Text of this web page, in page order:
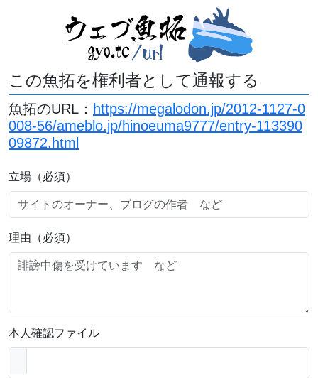
この魚拓を権利者として通報する
魚拓のURL： https://megalodon.jp/2012-1127-0
008-56/ameblo.jp/hinoeuma9777/entry-113390
09872.html
立場（必須）
理由（必須）
本人確認ファイル